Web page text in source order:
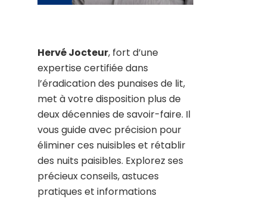
Hervé Jocteur, fort d’une
expertise certifiée dans
l’éradication des punaises de lit,
met à votre disposition plus de
deux décennies de savoir-faire. Il
vous guide avec précision pour
éliminer ces nuisibles et rétablir
des nuits paisibles. Explorez ses
précieux conseils, astuces
pratiques et informations